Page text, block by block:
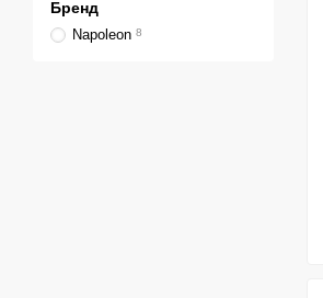
Бренд
Napoleon 8